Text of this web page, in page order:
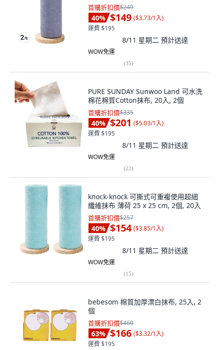
首購折扣價$249
40% $149 ($3.73/1入)
運費 $195
8/11 星期二 預計送達
WOW免運
(35)
PURE SUNDAY Sunwoo Land 可水洗
棉花棉質Cotton抹布, 20入, 2個
首購折扣價$335
40% $201 ($5.03/1入)
運費 $195
8/11 星期二 預計送達
WOW免運
(22)
knock-knock 可撕式可重複使用超細
纖維抹布 薄荷 25 x 25 cm, 2個, 20入
首購折扣價$257
40% $154 ($3.85/1入)
運費 $195
8/11 星期二 預計送達
WOW免運
(15)
bebesom 棉質加厚漂白抹布, 25入, 2
個
首購折扣價$460
63% $166 ($3.32/1入)
運費 $195